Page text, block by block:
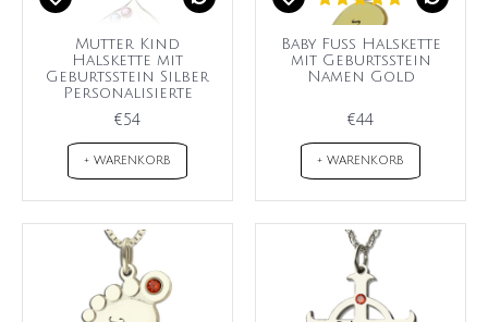
Mutter Kind
Halskette mit
Geburtsstein Silber
Personalisierte
€54
+ WARENKORB
Baby Fuß Halskette
mit Geburtsstein
Namen Gold
€44
+ WARENKORB